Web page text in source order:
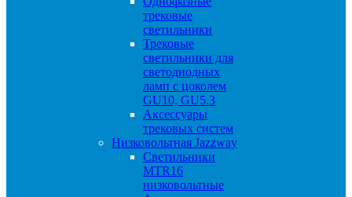
трековые
светильники
Трековые
светильники для
светодиодных
ламп с цоколем
GU10, GU5.3
Аксессуары
трековых систем
Низковольтная Jazzway
Светильники
MTR16
низковольтные